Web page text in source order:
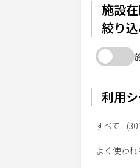
施設
絞り
利用
すべて (
よく使わ